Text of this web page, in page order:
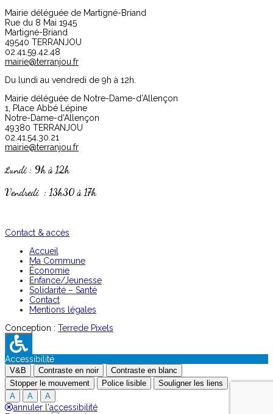
Mairie déléguée de Martigné-Briand
Rue du 8 Mai 1945
Martigné-Briand
49540 TERRANJOU
02.41.59.42.48
mairie@terranjou.fr
Du lundi au vendredi de 9h à 12h.
Mairie déléguée de Notre-Dame-d’Allençon
1, Place Abbé Lépine
Notre-Dame-d’Allençon
49380 TERRANJOU
02.41.54.30.21
mairie@terranjou.fr
Lundi : 9h à 12h
Vendredi : 13h30 à 17h
Contact & accès
Accueil
Ma Commune
Économie
Enfance/Jeunesse
Solidarité – Santé
Contact
Mentions légales
Conception : Terrede Pixels
Accessibilité
V&B Contraste en noir
Contraste en blanc
Stopper le mouvement
Police lisible
Souligner les liens
A
A A
annuler l'accessibilité